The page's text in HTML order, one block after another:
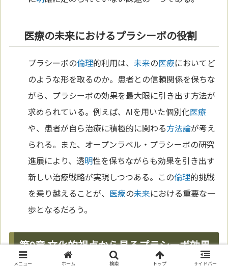
医療の未来におけるプラシーボの役割
プラシーボの倫理的利用は、未来の医療においてど
のような形を取るのか。患者との信頼関係を保ちな
がら、プラシーボの効果を最大限に引き出す方法が
求められている。例えば、AIを用いた個別化医療
や、患者が自ら治療に積極的に関わる方法論が考え
られる。また、オープンラベル・プラシーボの研究
進展により、透明性を保ちながらも効果を引き出す
新しい治療戦略が実現しつつある。この倫理的挑戦
を乗り越えることが、 医療の未来における重要な一
歩となるだろう。
第9章 文化的視点から見るプラシーボ効果
メニュー ホーム 検索 トップ サイドバー